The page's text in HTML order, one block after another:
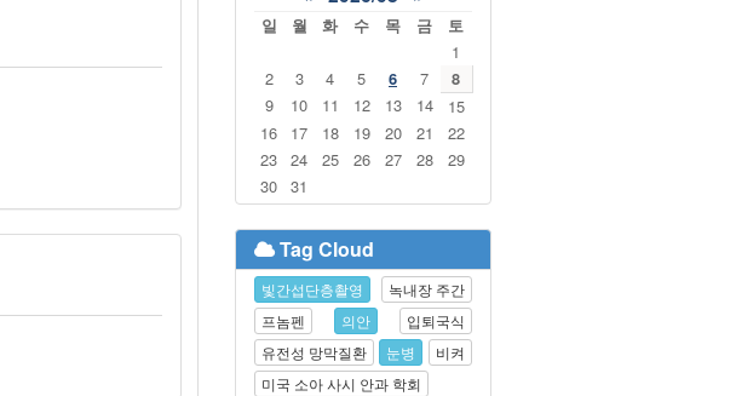
일 월 화 수 목 금
토
1
2
3 4 5 6 7
8
9
10 11 12 13 14
15
16
17 18 19 20 21
22
23 24 25 26 27 28
29
30 31
Tag Cloud
빛간섭단층촬영
녹내장 주간
프놈펜
의안
입퇴국식
유전성 망막질환
눈병
비켜
미국 소아 사시 안과 학회